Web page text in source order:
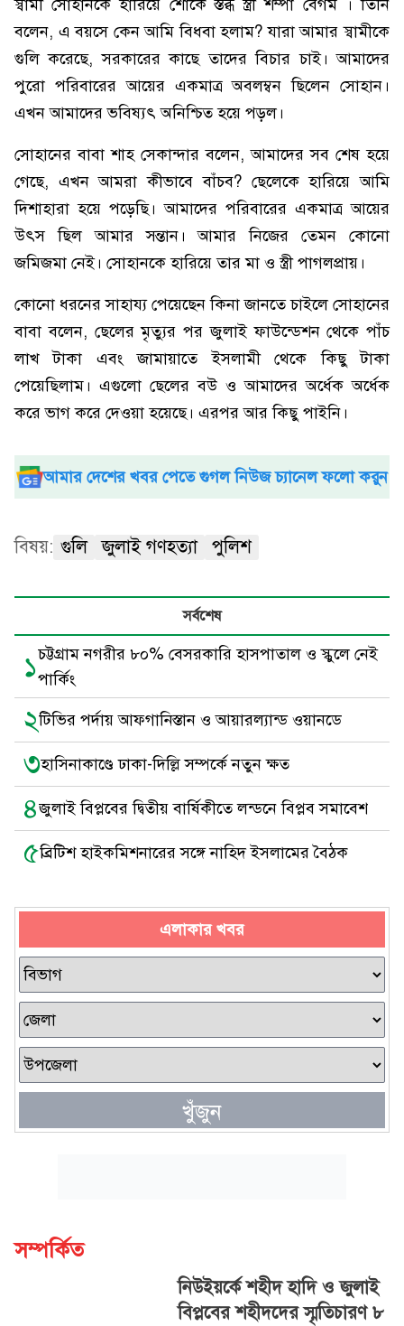
স্বামী সোহানকে হারিয়ে শোকে স্তব্ধ স্ত্রী শম্পা বেগম । তিনি
বলেন, এ বয়সে কেন আমি বিধবা হলাম? যারা আমার স্বামীকে
গুলি করেছে, সরকারের কাছে তাদের বিচার চাই। আমাদের
পুরো পরিবারের আয়ের একমাত্র অবলম্বন ছিলেন সোহান।
এখন আমাদের ভবিষ্যৎ অনিশ্চিত হয়ে পড়ল।
সোহানের বাবা শাহ সেকান্দার বলেন, আমাদের সব শেষ হয়ে
গেছে, এখন আমরা কীভাবে বাঁচব? ছেলেকে হারিয়ে আমি
দিশাহারা হয়ে পড়েছি। আমাদের পরিবারের একমাত্র আয়ের
উৎস ছিল আমার সন্তান। আমার নিজের তেমন কোনো
জমিজমা নেই। সোহানকে হারিয়ে তার মা ও স্ত্রী পাগলপ্রায়।
কোনো ধরনের সাহায্য পেয়েছেন কিনা জানতে চাইলে সোহানের
বাবা বলেন, ছেলের মৃত্যুর পর জুলাই ফাউন্ডেশন থেকে পাঁচ
লাখ টাকা এবং জামায়াতে ইসলামী থেকে কিছু টাকা
পেয়েছিলাম। এগুলো ছেলের বউ ও আমাদের অর্ধেক অর্ধেক
করে ভাগ করে দেওয়া হয়েছে। এরপর আর কিছু পাইনি।
আমার দেশের খবর পেতে গুগল নিউজ চ্যানেল ফলো করুন
বিষয়: গুলি জুলাই গণহত্যা পুলিশ
সর্বশেষ
১চট্টগ্রাম নগরীর ৮০% বেসরকারি হাসপাতাল ও স্কুলে নেই
পার্কিং
২টিভির পর্দায় আফগানিস্তান ও আয়ারল্যান্ড ওয়ানডে
৩হাসিনাকাণ্ডে ঢাকা-দিল্লি সম্পর্কে নতুন ক্ষত
৪জুলাই বিপ্লবের দ্বিতীয় বার্ষিকীতে লন্ডনে বিপ্লব সমাবেশ
৫ব্রিটিশ হাইকমিশনারের সঙ্গে নাহিদ ইসলামের বৈঠক
এলাকার খবর
খুঁজুন
সম্পর্কিত
নিউইয়র্কে শহীদ হাদি ও জুলাই
বিপ্লবের শহীদদের স্মৃতিচারণ ৮